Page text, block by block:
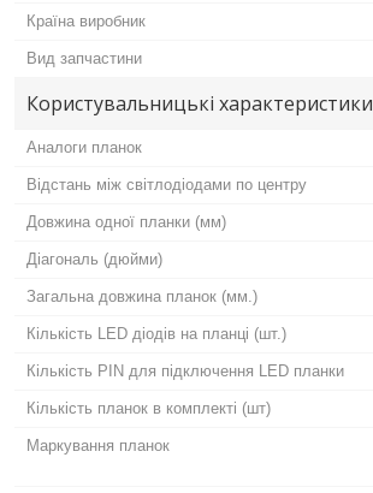
Країна виробник
Вид запчастини
Користувальницькі характеристики
Аналоги планок
Відстань між світлодіодами по центру
Довжина одної планки (мм)
Діагональ (дюйми)
Загальна довжина планок (мм.)
Кількість LED діодів на планці (шт.)
Кількість PIN для підключення LED планки
Кількість планок в комплекті (шт)
Маркування планок